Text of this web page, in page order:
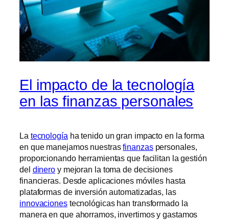
El impacto de la tecnología
en las finanzas personales
La tecnología ha tenido un gran impacto en la forma
en que manejamos nuestrasfinanzaspersonales,
proporcionando herramientas que facilitan la gestión
del dinero y mejoran la toma de decisiones
financieras. Desde aplicaciones móviles hasta
plataformas de inversión automatizadas, las
innovacionestecnológicas han transformado la
manera en que ahorramos, invertimos y gastamos